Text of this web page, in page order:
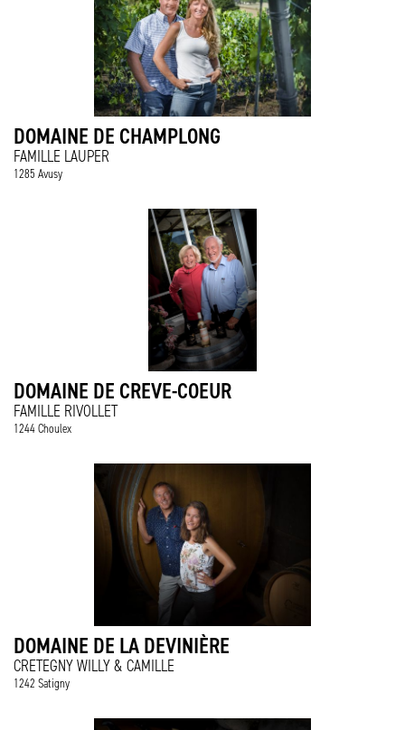
DOMAINE DE CHAMPLONG
FAMILLE LAUPER
1285 Avusy
DOMAINE DE CREVE-COEUR
FAMILLE RIVOLLET
1244 Choulex
DOMAINE DE LA DEVINIÈRE
CRETEGNY WILLY & CAMILLE
1242 Satigny